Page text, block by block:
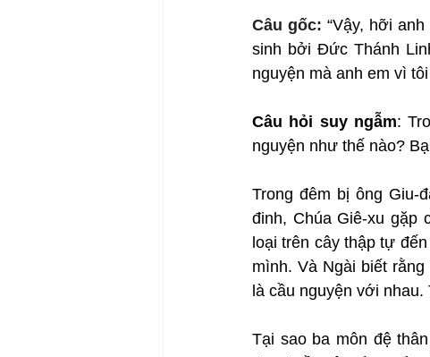
Câu gốc: “Vậy, hỡi
sinh bởi Đức Thánh
nguyện mà anh em vì
Câu hỏi suy ngẫm:
nguyện như thế nào?
Trong đêm bị ông Giu-
đinh, Chúa Giê-xu gặp
loại trên cây thập tự
mình. Và Ngài biết
là cầu nguyện với
Tại sao ba môn đệ